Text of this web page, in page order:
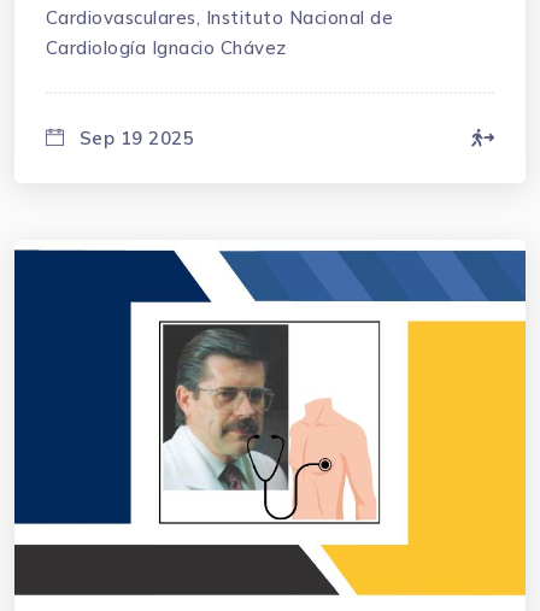
Cardiovasculares, Instituto Nacional de
Cardiología Ignacio Chávez
Sep 19 2025